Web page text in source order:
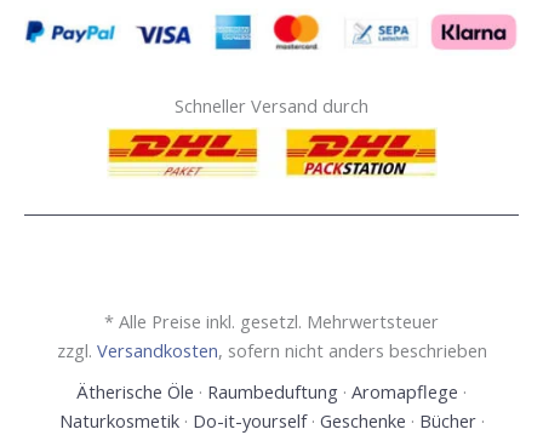
Schneller Versand durch
* Alle Preise inkl. gesetzl. Mehrwertsteuer
zzgl. Versandkosten, sofern nicht anders beschrieben
Ätherische Öle · Raumbeduftung · Aromapflege ·
Naturkosmetik· Do-it-yourself· Geschenke · Bücher·